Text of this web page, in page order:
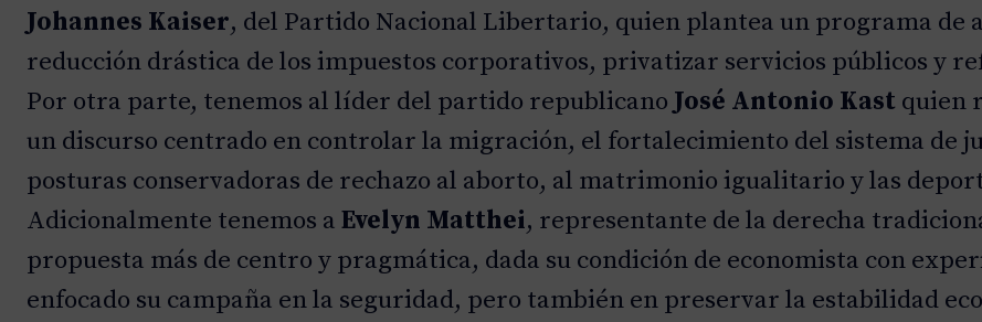
Johannes Kaiser, del Partido Nacional Libertario, quien plantea un programa de
reducción drástica de los impuestos corporativos, privatizar servicios públicos y
Por otra parte, tenemos al líder del partido republicanoJosé Antonio Kast quien
un discurso centrado en controlar la migración, el fortalecimiento del sistema de
posturas conservadoras de rechazo al aborto, al matrimonio igualitario y las
Adicionalmente tenemos a Evelyn Matthei, representante de la derecha
propuesta más de centro y pragmática, dada su condición de economista con
enfocado su campaña en la seguridad, pero también en preservar la estabilidad